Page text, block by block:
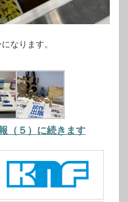
なります。
（５）に続きます